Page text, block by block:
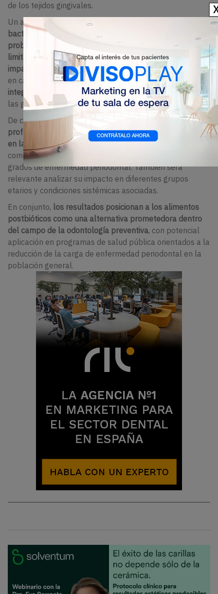
de los tejidos gingivales.
Un aspecto destacable del estudio es
bacterias inactivadas frente a cepas vivas
probióticos
, aunque ampliamente estudiados,
presentan
limitaciones relacionadas con su viabilidad y posible
impacto en la microbiota oral residente.Los postbióticos,
en cambio, ofrecenmayor estabilidad fisicoquímica y una
integración más sencilla en matrices alimentarias, como
las gomitas utilizadas en este ensayo.
De cara a futuras investigaciones, el equipo plantea
profundizar en los mecanismos moleculares implicados
en la acción antiinflamatoria de los postbióticos
como evaluar su eficacia a largo plazo y en distintos
grados de enfermedad periodontal. También será
relevante analizar su impacto en diferentes grupos
etarios y condiciones sistémicas asociadas.
En conjunto, los resultados posicionan a los alimentos
postbióticos como una alternativa prometedora dentro
del campo de la odontología preventiva, con potencial
aplicación en programas de salud pública orientados a la
reducción de la carga de enfermedad periodontal en la
población general.